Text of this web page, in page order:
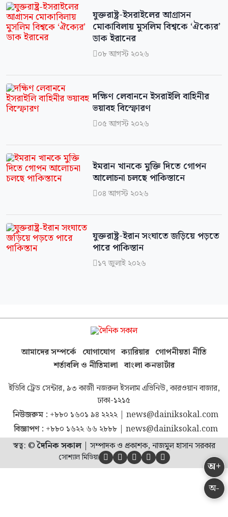
যুক্তরাষ্ট্র-ইসরাইলের আগ্রাসন
মোকাবিলায় মুসলিম বিশ্বকে ‘ঐক্যের’
ডাক ইরানের
 ০৮ আগস্ট ২০২৬
দক্ষিণ লেবাননে ইসরাইলি বাহিনীর
ভয়াবহ বিস্ফোরণ
 ০৫ আগস্ট ২০২৬
ইমরান খানকে মুক্তি দিতে গোপন
আলোচনা চলছে পাকিস্তানে
 ০৪ আগস্ট ২০২৬
যুক্তরাষ্ট্র-ইরান সংঘাতে জড়িয়ে পড়তে
পারে পাকিস্তান
 ১৭ জুলাই ২০২৬
অ-
অ+
আমাদের সম্পর্কে যোগাযোগ ক্যারিয়ার গোপনীয়তা নীতি
শর্তাবলি ও নীতিমালা বাংলা কনভার্টার
ইডিবি ট্রেড সেন্টার, ৯৩ কাজী নজরুল ইসলাম এভিনিউ, কারওয়ান বাজার,
ঢাকা-১২১৫
নিউজরুম : +৮৮০ ১৬০১ ৯৪ ২২২২| news@dainiksokal.com
বিজ্ঞাপণ : +৮৮০ ১৬২২ ৬৬ ২৮৮৮| news@dainiksokal.com
স্বত্ব: ©দৈনিক সকাল| সম্পাদক ও প্রকাশক, নাজমুল হাসান সরকার
সোশ্যাল মিডিয়া     